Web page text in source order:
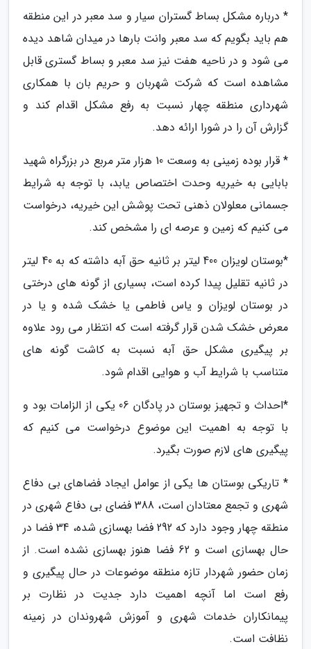
* درباره مشکل بساط گستران سیار و سد معبر در این منطقه
هم باید بگویم که سد معبر وانت بارها در میدان شاهد دیده
می شود و در ناحیه هفت نیز سد معبر و بساط گستری قابل
مشاهده است که شرکت شهربان و حریم بان با همکاری
شهرداری منطقه چهار نسبت به رفع مشکل اقدام کند و
گزارش آن را در شورا ارائه دهد.
* قرار بوده زمینی به وسعت 10 هزار متر مربع در بزرگراه شهید
بابایی به خیریه وحدت اختصاص یابد، با توجه به شرایط
جسمانی معلولان ذهنی تحت پوشش این خیریه، درخواست
می کنیم که زمین و عرصه ای را مشخص کند.
*بوستان لویزان 400 لیتر بر ثانیه حق آبه داشته که به 40 لیتر
در ثانیه تقلیل پیدا کرده است، بسیاری از گونه های درختی
در بوستان لویزان و یاس فاطمی یا خشک شده و یا در
معرض خشک شدن قرار گرفته است که انتظار می رود علاوه
بر پیگیری مشکل حق آبه نسبت به کاشت گونه های
متناسب با شرایط آب و هوایی اقدام شود.
*احداث و تجهیز بوستان در پادگان 06 یکی از الزامات بود و
با توجه به اهمیت این موضوع درخواست می کنیم که
پیگیری های لازم صورت بگیرد.
* تاریکی بوستان ها یکی از عوامل ایجاد فضاهای بی دفاع
شهری و تجمع معتادان است، 388 فضای بی دفاع شهری در
منطقه چهار وجود دارد که 292 فضا بهسازی شده، 34 فضا در
حال بهسازی است و 62 فضا هنوز بهسازی نشده است. از
زمان حضور شهردار تازه منطقه موضوعات در حال پیگیری و
رفع است اما آنچه اهمیت دارد جدیت در نظارت بر
پیمانکاران خدمات شهری و آموزش شهروندان در زمینه
نظافت است.